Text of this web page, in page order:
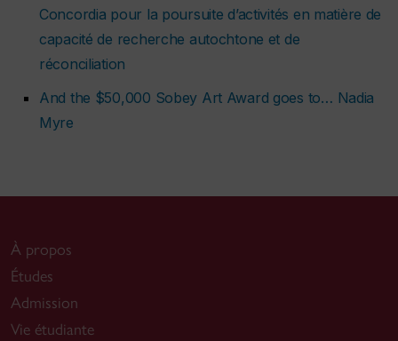
Concordia pour la poursuite d’activités en matière de
capacité de recherche autochtone et de
réconciliation
And the $50,000 Sobey Art Award goes to… Nadia
Myre
À propos
Études
Admission
Vie étudiante